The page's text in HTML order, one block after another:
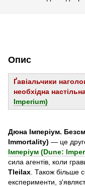
Опис
Ґавіальчики
необхідна
Imperium)
Дюна Імперіум.
Immortality) — це
Імперіум (Dune:
сила агентів, коли
Tleilax . Також більше
експерименти,